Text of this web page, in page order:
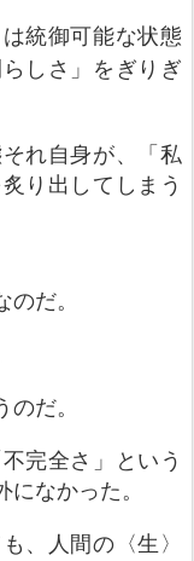
統御可能な状態
しさ」をぎりぎ
れ自身が、「私
り出してしまう
のだ。
だ。
完全さ」
という
になかった。
、人間の〈生〉